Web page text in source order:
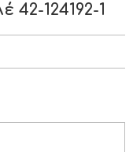
124192-1